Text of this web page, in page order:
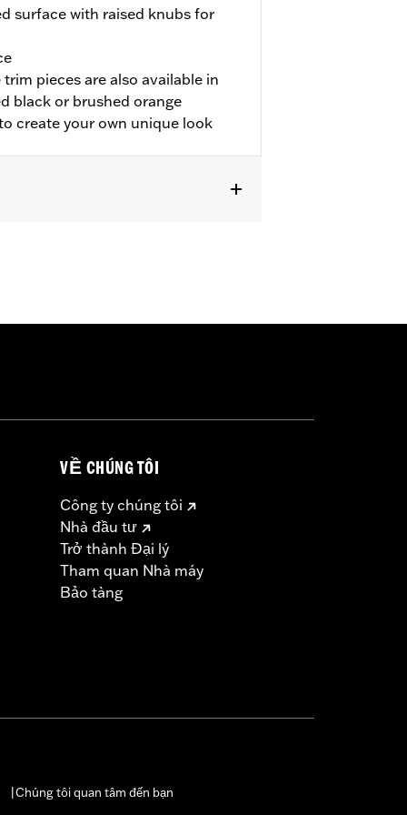
surface with raised knubs for
pieces are also available in
black or brushed orange
create your own unique look
VỀ CHÚNG TÔI
Công ty chúng tôi
Nhà đầu tư
Trở thành Đại lý
Tham quan Nhà máy
Bảo tàng
Chúng tôi quan tâm đến bạn